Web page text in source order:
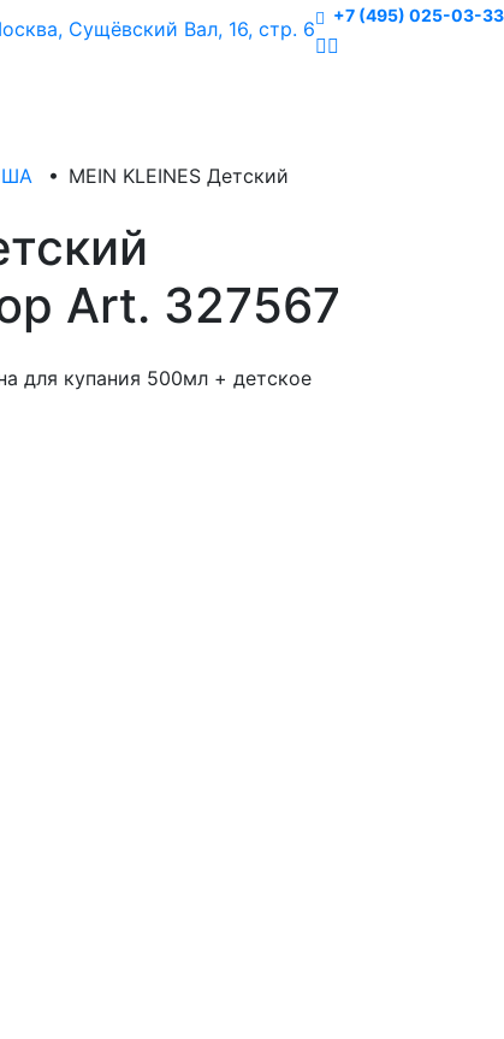
Сущёвский Вал, 16, стр. 6
+7 (495) 025-03-33
• MEIN KLEINES Детский
Art. 327567
для купания 500мл + детское